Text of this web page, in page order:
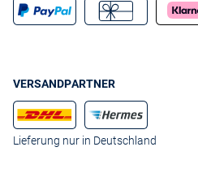
VERSANDPARTNER
Lieferung nur in Deutschland